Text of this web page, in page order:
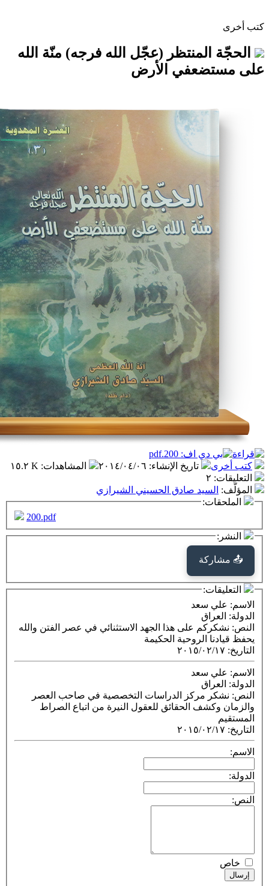
(عجّل الله فرجه) منّة الله
الأرض
تاريخ الإنشاء:٢٠١٤/٠٤/٠٦ المشاهدات:١٥.٢ K
٢
صادق الحسيني الشيرازي
سعد
على هذا الجهد الاستثنائي في عصر الفتن والله
الروحية الحكيمة
٠٢/١٧
سعد
مركز الدراسات التخصصية في صاحب العصر
الحقائق للعقول النيرة من اتباع الصراط
٠٢/١٧